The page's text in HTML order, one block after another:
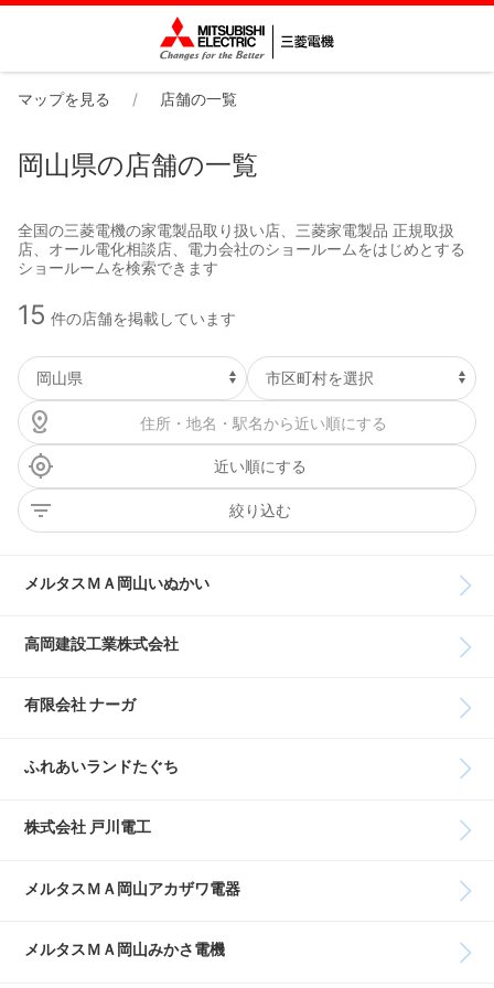
マップを見る 店舗の一覧
岡山県の店舗の一覧
全国の三菱電機の家電製品取り扱い店、三菱家電製品 正規取扱
店、オール電化相談店、電力会社のショールームをはじめとする
ショールームを検索できます
15 件の店舗を掲載しています
近い順にする
絞り込む
メルタスＭＡ岡山いぬかい
高岡建設工業株式会社
有限会社 ナーガ
ふれあいランドたぐち
株式会社 戸川電工
メルタスＭＡ岡山アカザワ電器
メルタスＭＡ岡山みかさ電機